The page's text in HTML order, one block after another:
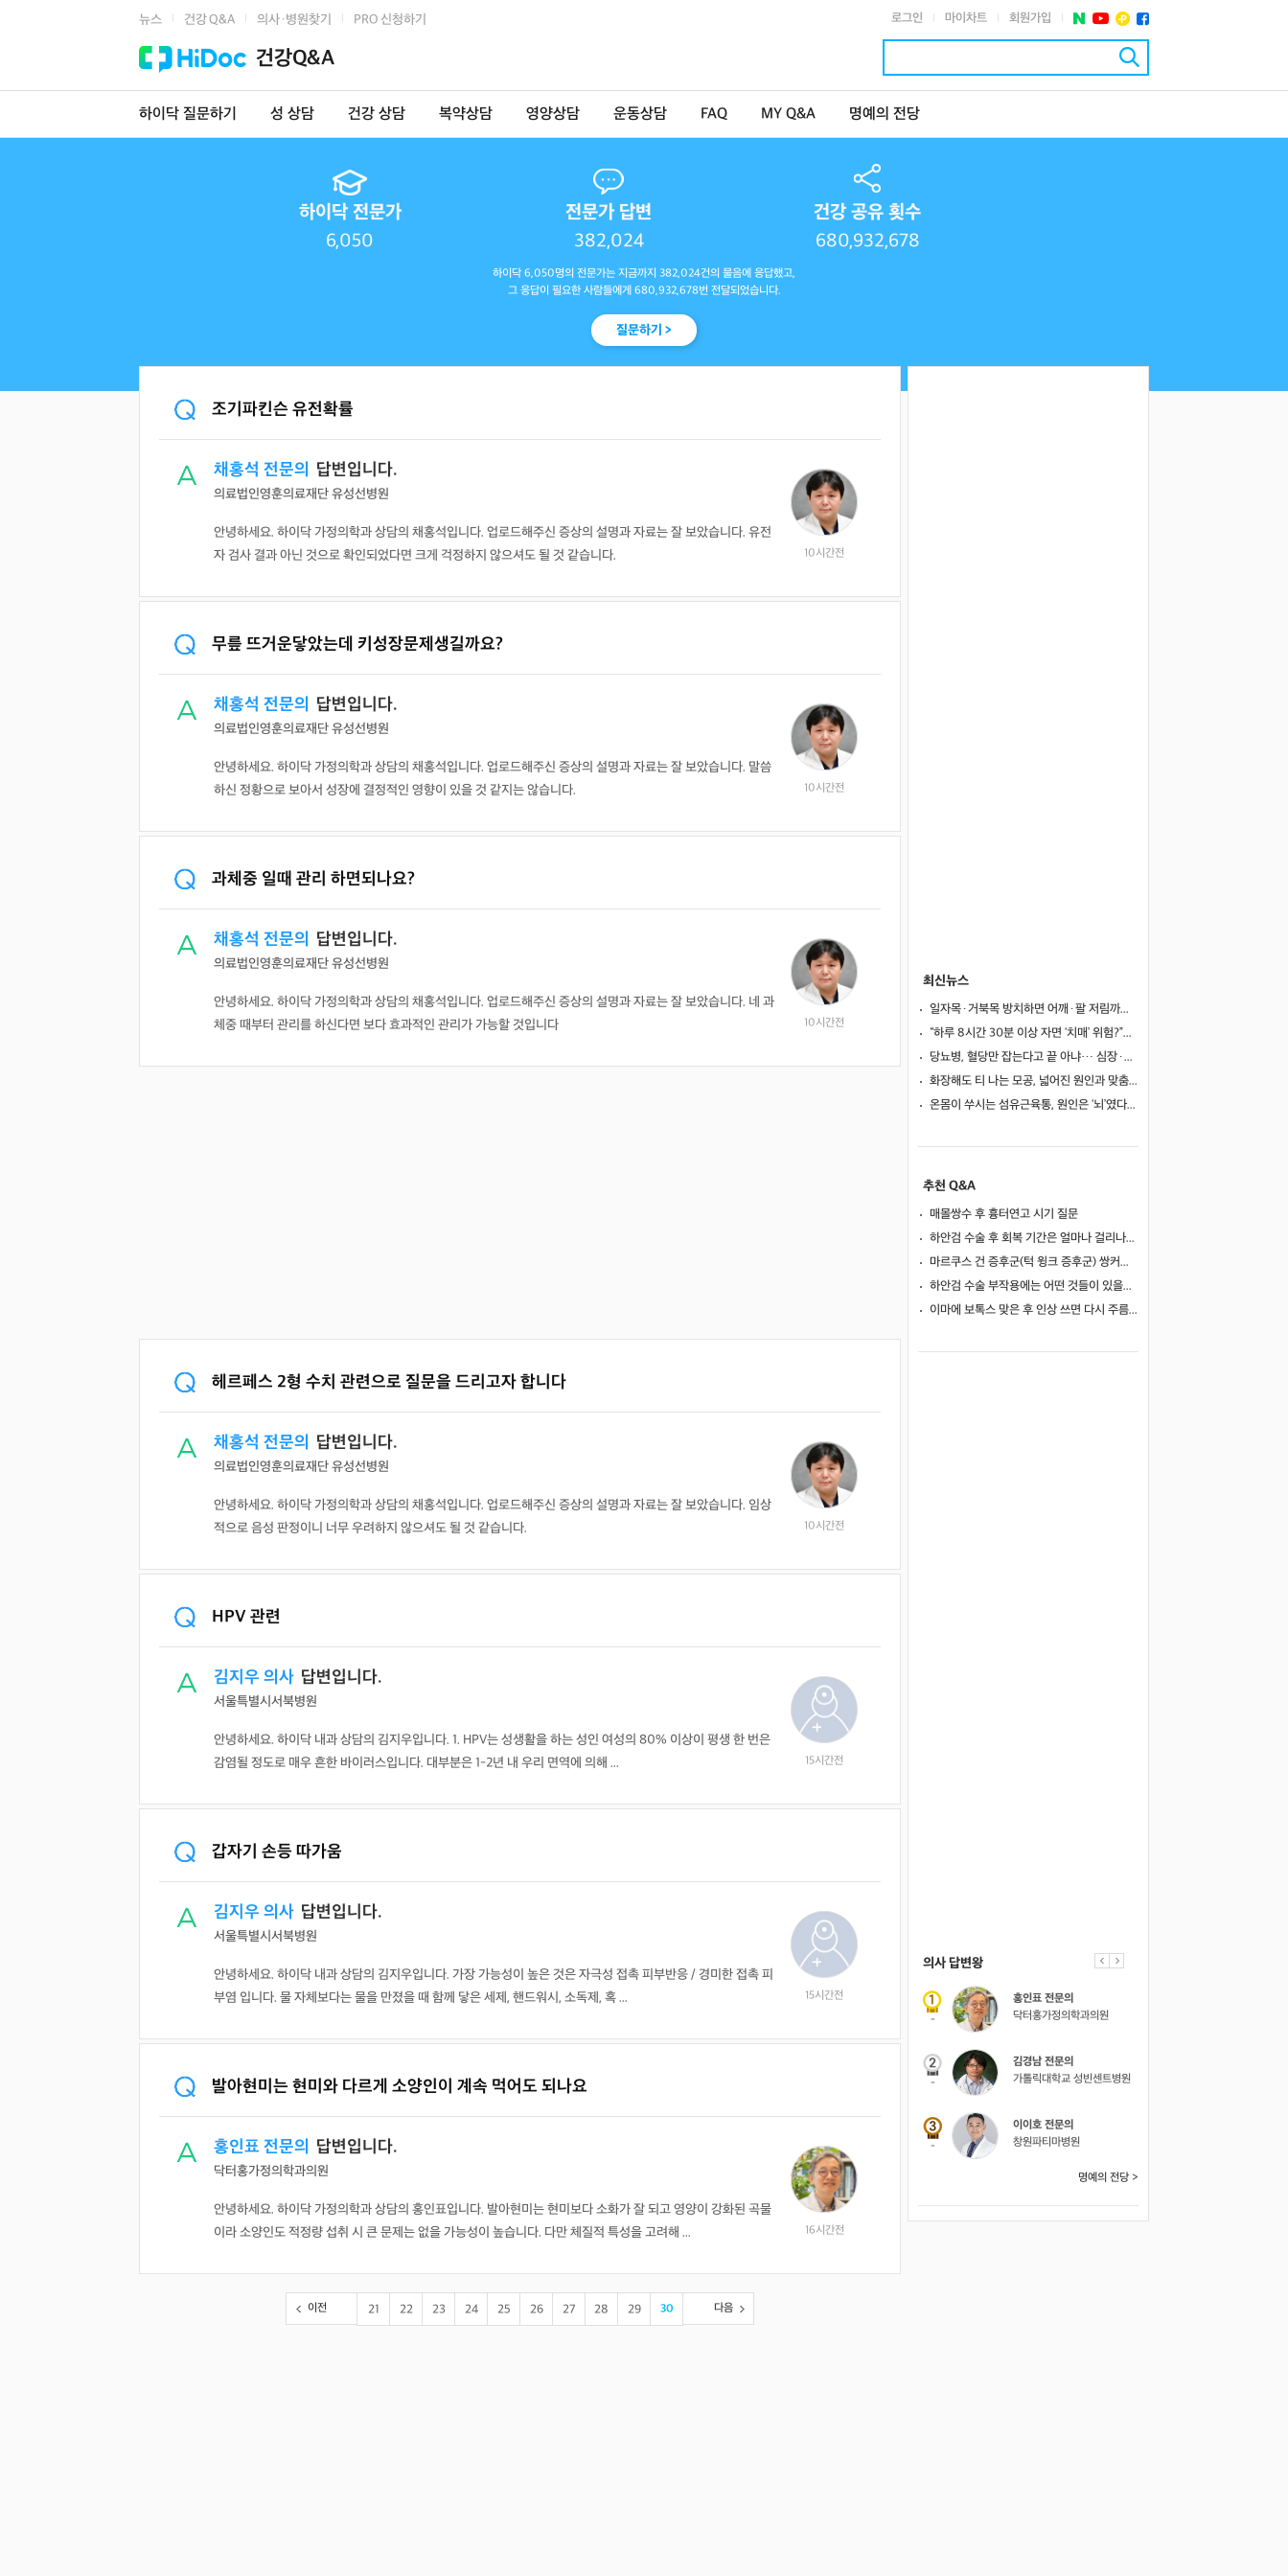
뉴스 건강 Q&A 의사·병원찾기 PRO 신청하기 로그인 마이차트 회원가입
건강Q&A
하이닥 질문하기 성 상담 건강 상담 복약상담 영양상담 운동상담 FAQ MY Q&A 명예의 전당
하이닥 전문가
6,050
전문가 답변
382,024
건강 공유 횟수
680,932,678
하이닥 6,050명의 전문가는 지금까지 382,024건의 물음에 응답했고,
그 응답이 필요한 사람들에게 680,932,678번 전달되었습니다.
질문하기 >
조기파킨슨 유전확률
채홍석 전문의 답변입니다.
의료법인영훈의료재단 유성선병원
10시간전
안녕하세요. 하이닥 가정의학과 상담의 채홍석입니다. 업로드해주신 증상의 설명과 자료는 잘 보았습니다. 유전
자 검사 결과 아닌 것으로 확인되었다면 크게 걱정하지 않으셔도 될 것 같습니다.
무릎 뜨거운닿았는데 키성장문제생길까요?
채홍석 전문의 답변입니다.
의료법인영훈의료재단 유성선병원
10시간전
안녕하세요. 하이닥 가정의학과 상담의 채홍석입니다. 업로드해주신 증상의 설명과 자료는 잘 보았습니다. 말씀
하신 정황으로 보아서 성장에 결정적인 영향이 있을 것 같지는 않습니다.
과체중 일때 관리 하면되나요?
채홍석 전문의 답변입니다.
의료법인영훈의료재단 유성선병원
10시간전
안녕하세요. 하이닥 가정의학과 상담의 채홍석입니다. 업로드해주신 증상의 설명과 자료는 잘 보았습니다. 네 과
체중 때부터 관리를 하신다면 보다 효과적인 관리가 가능할 것입니다
헤르페스 2형 수치 관련으로 질문을 드리고자 합니다
채홍석 전문의 답변입니다.
의료법인영훈의료재단 유성선병원
10시간전
안녕하세요. 하이닥 가정의학과 상담의 채홍석입니다. 업로드해주신 증상의 설명과 자료는 잘 보았습니다. 임상
적으로 음성 판정이니 너무 우려하지 않으셔도 될 것 같습니다.
HPV 관련
김지우 의사 답변입니다.
서울특별시서북병원
15시간전
안녕하세요. 하이닥 내과 상담의 김지우입니다. 1. HPV는 성생활을 하는 성인 여성의 80% 이상이 평생 한 번은
감염될 정도로 매우 흔한 바이러스입니다. 대부분은 1-2년 내 우리 면역에 의해 ...
갑자기 손등 따가움
김지우 의사 답변입니다.
서울특별시서북병원
15시간전
안녕하세요. 하이닥 내과 상담의 김지우입니다. 가장 가능성이 높은 것은 자극성 접촉 피부반응 / 경미한 접촉 피
부염 입니다. 물 자체보다는 물을 만졌을 때 함께 닿은 세제, 핸드워시, 소독제, 혹 ...
발아현미는 현미와 다르게 소양인이 계속 먹어도 되나요
홍인표 전문의 답변입니다.
닥터홍가정의학과의원
16시간전
안녕하세요. 하이닥 가정의학과 상담의 홍인표입니다. 발아현미는 현미보다 소화가 잘 되고 영양이 강화된 곡물
이라 소양인도 적정량 섭취 시 큰 문제는 없을 가능성이 높습니다. 다만 체질적 특성을 고려해 ...
이전 21 22 23 24 25 26 27 28 29 30 다음
최신뉴스
일자목·거북목 방치하면 어깨·팔 저림까지…초기 관리가 중요한 이유
“하루 8시간 30분 이상 자면 ‘치매’ 위험?”… 혈액 속 알츠하이머 단백질 늘었다
당뇨병, 혈당만 잡는다고 끝 아냐… 심장·신장·발 건강 관리까지 챙겨야
화장해도 티 나는 모공, 넓어진 원인과 맞춤 치료법
온몸이 쑤시는 섬유근육통, 원인은 ‘뇌’였다… 250만 명 연구로 첫 입증
추천 Q&A
매몰쌍수 후 흉터연고 시기 질문
하안검 수술 후 회복 기간은 얼마나 걸리나요?
마르쿠스 건 증후군(턱 윙크 증후군) 쌍커풀 수술 가능 여부
하안검 수술 부작용에는 어떤 것들이 있을까요?
이마에 보톡스 맞은 후 인상 쓰면 다시 주름이 생길까요?
가톨릭대학교 성빈센트병원
창원파티마병원
김민한 약사
홍인표 전문의
-
가톨릭대학교 성빈센트병원
김민한 약사
의사 답변왕
-
홍인표 전문의
닥터홍가정의학과의원
-
김경남 전문의
가톨릭대학교 성빈센트병원
-
이이호 전문의
창원파티마병원
명예의 전당 >